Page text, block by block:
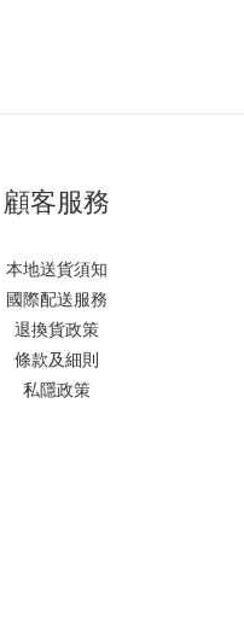
顧客服務
本地送貨須知
國際配送服務
退換貨政策
條款及細則
私隱政策